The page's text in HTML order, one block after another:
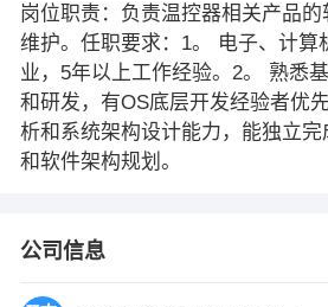
岗位职责：负责温控器相关产品
维护。任职要求：1。 电子、计算
业，5年以上工作经验。2。 熟悉
和研发，有OS底层开发经验者优
析和系统架构设计能力，能独立完
和软件架构规划。
公司信息